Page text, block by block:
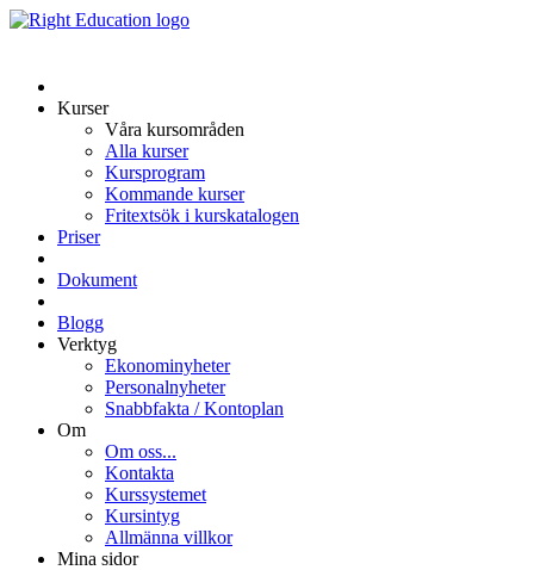
Kurser
Våra kursområden
Alla kurser
Kursprogram
Kommande kurser
Fritextsök i kurskatalogen
Priser
Dokument
Blogg
Verktyg
Ekonominyheter
Personalnyheter
Snabbfakta / Kontoplan
Om
Om oss...
Kontakta
Kurssystemet
Kursintyg
Allmänna villkor
Mina sidor